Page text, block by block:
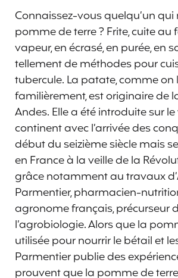
Connaissez-vous quelqu’un qui
pomme de terre ? Frite, cuite au
vapeur, en écrasé, en purée, en
tellement de méthodes pour
tubercule. La patate, comme on
familièrement, est originaire de
Andes. Elle a été introduite sur
continent avec l’arrivée des
début du seizième siècle mais
en France à la veille de la
grâce notamment au travaux
Parmentier, pharmacien-
agronome français, précurseur
l’agrobiologie. Alors que la
utilisée pour nourrir le bétail et
Parmentier publie des
prouvent que la pomme de